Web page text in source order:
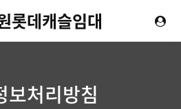
롯데캐슬임대
보처리방침